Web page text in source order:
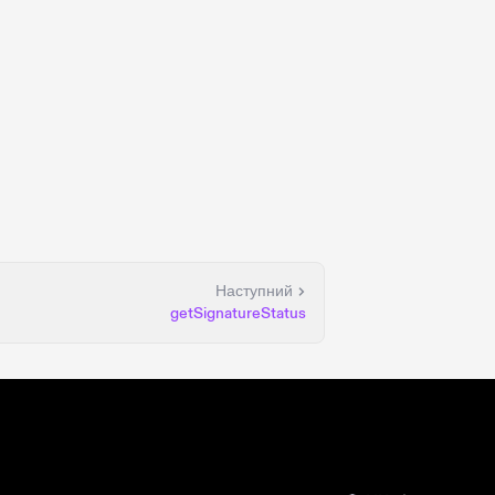
Наступний
getSignatureStatus